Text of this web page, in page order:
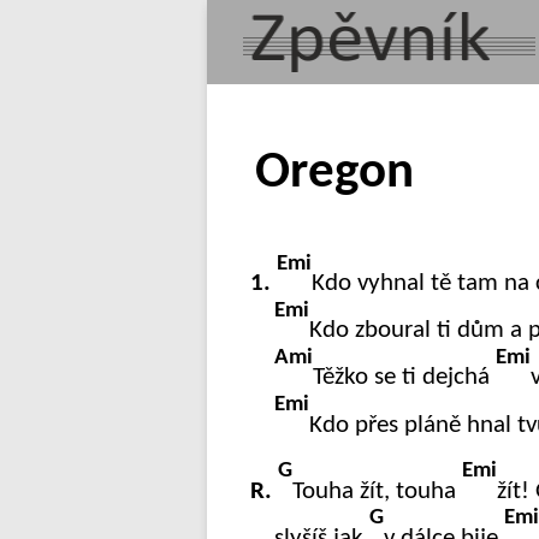
Oregon
1.
Emi
Kdo vyhnal tě tam
Emi
Kdo zboural ti dům a
Ami
Těžko se ti dejchá
Emi
Emi
Kdo přes pláně hnal
R.
G
Touha žít, touha
Emi
žít!
G Emi